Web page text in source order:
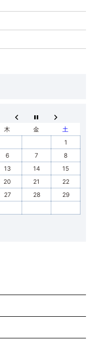
木 金
土
1
6 7
8
13 14
15
20 21
22
27 28
29